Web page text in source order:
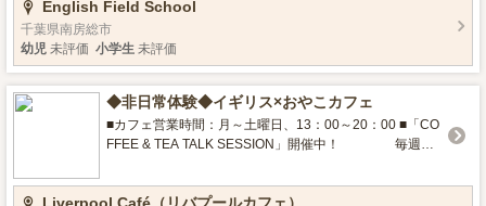
き、集中力にパパママも感激！シャッターチャンスで
す！ 講師のシモン先生は、温和で優しい人柄がとても人
気です。 初心者の方がほとんどです。お子様のレベルに
合わせながら優しく丁寧な指導は大好評をいただいてお
ります。 2020年度、小学校では英語に親しむ活動の開始
を小学5年から小学3年に前倒しし、小5・小6では英語を
正式な教科にします。 東京オリンピックを控えグローバ
ル化などに対応するためです。ますます英語力が問われ
話せるようになるための英会話」を体験してください。
ネイティブ先生と、遊びながら英語にふれて慣れて学ん
English Field School
千葉県南房総市
幼児 未評価 小学生 未評価
◆非日常体験◆イギリス×おやこカフェ
■カフェ営業時間：月～土曜日、13：00～20：00 ■「CO
FFEE & TEA TALK SESSION」開催中！ 毎週
分） ②14:00～14:30（30分） ③15:00
～15:30（30分）